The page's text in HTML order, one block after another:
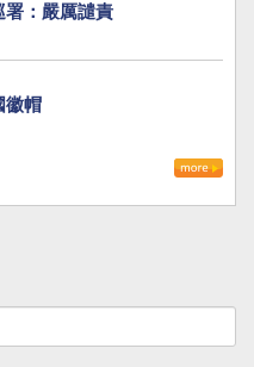
署：嚴厲譴責
徽帽